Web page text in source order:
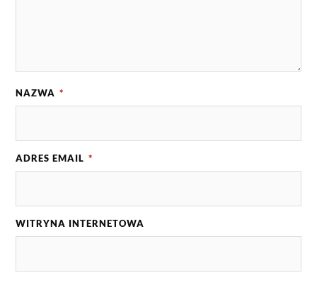
NAZWA *
ADRES EMAIL *
WITRYNA INTERNETOWA